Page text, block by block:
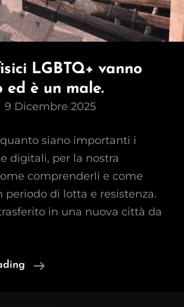
LGBTQ+ vanno
ed è un male.
9 Dicembre 2025
siano importanti i
digitali, per la nostra
comprenderli e come
periodo di lotta e resistenza.
in una nuova città da
I